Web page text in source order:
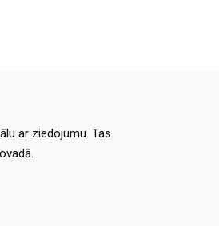
ar ziedojumu. Tas